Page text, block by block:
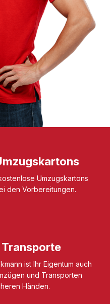
Umzugskartons
den Vorbereitungen.
ist Ihr Eigentum auch
und Transporten
Händen.